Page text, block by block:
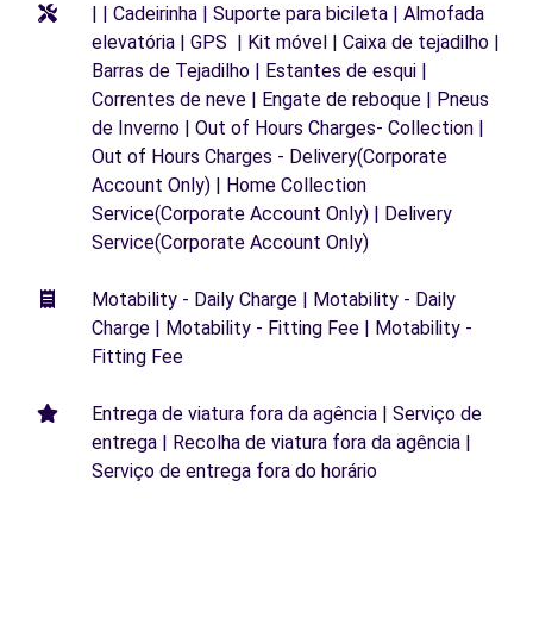
| | Cadeirinha | Suporte para bicileta | Almofada
elevatória | GPS | Kit móvel | Caixa de tejadilho |
Barras de Tejadilho | Estantes de esqui |
Correntes de neve | Engate de reboque | Pneus
de Inverno | Out of Hours Charges- Collection |
Out of Hours Charges - Delivery(Corporate
Account Only) | Home Collection
Service(Corporate Account Only) | Delivery
Service(Corporate Account Only)
Motability - Daily Charge | Motability - Daily
Charge | Motability - Fitting Fee | Motability -
Fitting Fee
Entrega de viatura fora da agência | Serviço de
entrega | Recolha de viatura fora da agência |
Serviço de entrega fora do horário